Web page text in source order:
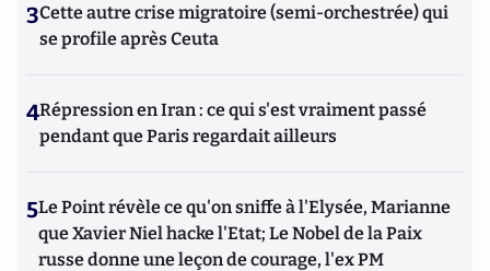
3Cette autre crise migratoire (semi-orchestrée) qui
se profile après Ceuta
4Répression en Iran : ce qui s'est vraiment passé
pendant que Paris regardait ailleurs
5Le Point révèle ce qu'on sniffe à l'Elysée, Marianne
que Xavier Niel hacke l'Etat; Le Nobel de la Paix
russe donne une leçon de courage, l'ex PM